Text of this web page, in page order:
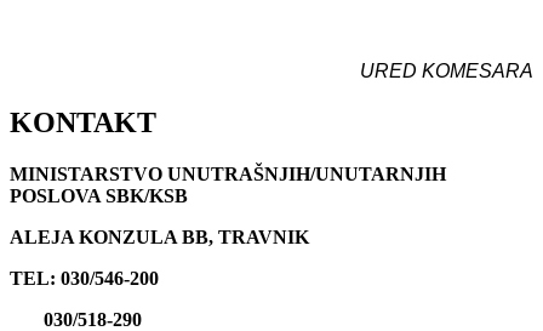
URED KOMESARA
KONTAKT
MINISTARSTVO UNUTRAŠNJIH/UNUTARNJIH
POSLOVA SBK/KSB
ALEJA KONZULA BB, TRAVNIK
TEL: 030/546-200
030/518-290